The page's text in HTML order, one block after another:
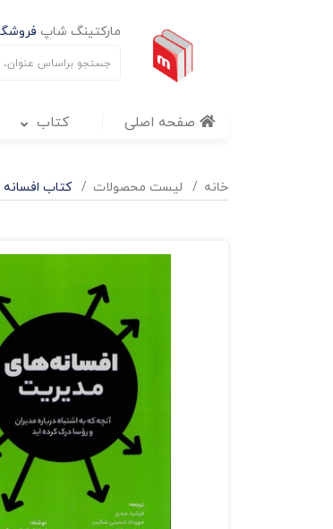
مارکتینگ شاپ
صفحه اصلی کتاب
خانه لیست محصولات کتاب افسانه